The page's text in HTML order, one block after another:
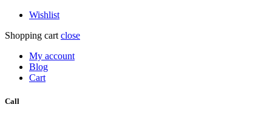
Wishlist
Shopping cart close
My account
Blog
Cart
Call